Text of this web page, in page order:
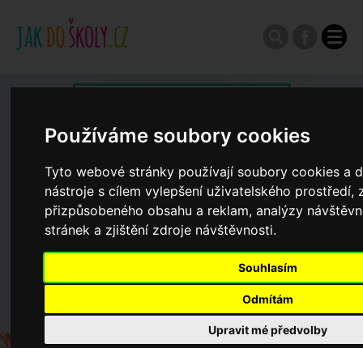
Používáme soubory cookies
Tyto webové stránky používají soubory cookies a
nástroje s cílem vylepšení uživatelského prostředí,
přizpůsobeného obsahu a reklam, analýzy
stránek a zjištění zdroje návštěvnosti.
Souhlasím
Odmítám
Upravit mé předvolby
Spádové oblasti ZŠ
Koncepce školství
Dny otevřených dveří ZŠ